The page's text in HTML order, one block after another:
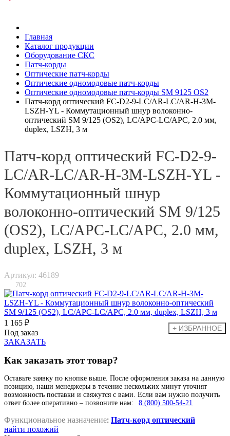
Главная
Каталог продукции
Оборудование СКС
Патч-корды
Оптические патч-корды
Оптические одномодовые патч-корды
Оптические одномодовые патч-корды SM 9125 OS2
Патч-корд оптический FC-D2-9-LC/AR-LC/AR-H-3M-
LSZH-YL - Коммутационный шнур волоконно-
оптический SM 9/125 (OS2), LC/APC-LC/APC, 2.0 мм,
duplex, LSZH, 3 м
Патч-корд оптический FC-D2-9-
LC/AR-LC/AR-H-3M-LSZH-YL -
Коммутационный шнур
волоконно-оптический SM 9/125
(OS2), LC/APC-LC/APC, 2.0 мм,
duplex, LSZH, 3 м
Артикул: 46189
702
1 165 ₽
Под заказ
ЗАКАЗАТЬ
Как заказать этот товар?
Оставьте заявку по кнопке выше. После оформления заказа на данную
позицию, наши менеджеры в течение нескольких минут уточнят
возможность поставки и свяжутся с вами. Если вам нужно получить
ответ более оперативно – позвоните нам:
8 (800) 500-54-21
Функциональное назначение: Патч-корд оптический
найти похожий